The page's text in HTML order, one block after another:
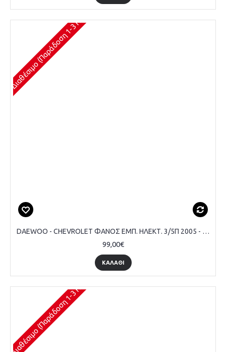
Διαθέσιμο (Παράδοση 1-3 Ημέρες)
DAEWOO - CHEVROLET ΦΑΝΟΣ ΕΜΠ. ΗΛΕΚΤ. 3/5Π 2005 - 07 ΜΑΥΡΟΣ - ΣΥΝΟΔΗΓΟΥ
99,00€
ΚΑΛΆΘΙ
Διαθέσιμο (Παράδοση 1-3 Ημέρες)